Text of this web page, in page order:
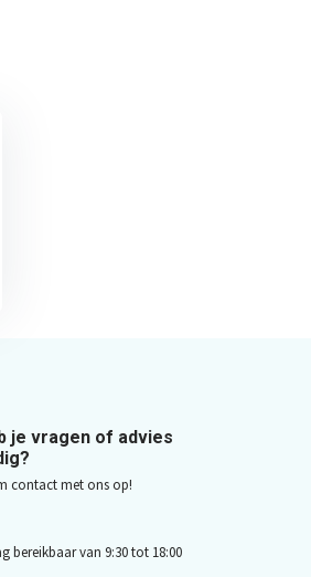
je vragen of advies
contact met ons op!
bereikbaar van 9:30 tot 18:00